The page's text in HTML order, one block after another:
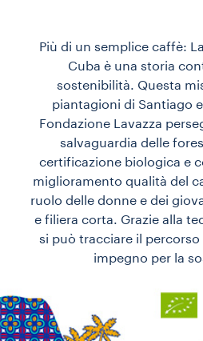
Più di un semplice caffè:
Cuba è una storia
sostenibilità. Questa
piantagioni di Santiago
Fondazione Lavazza
salvaguardia delle
certificazione biologica e
miglioramento qualità del
ruolo delle donne e dei
e filiera corta. Grazie alla
si può tracciare il
impegno per la